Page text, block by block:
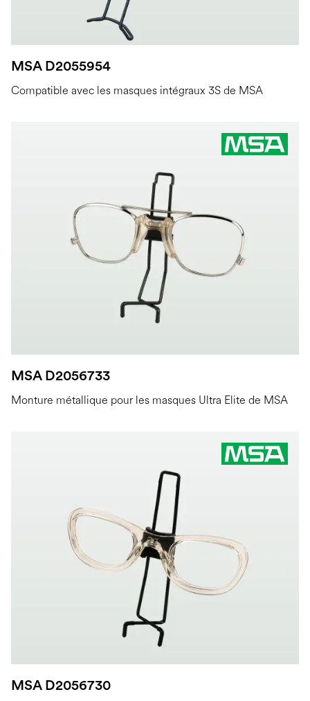
MSA D2055954
Compatible avec les masques intégraux 3S de MSA
MSA D2056733
Monture métallique pour les masques Ultra Elite de MSA
MSA D2056730